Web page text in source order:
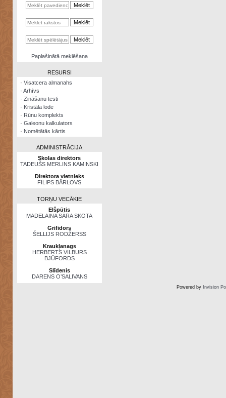
kalkulators
NomētātāsPaplašinātā meklēšana
RESURSI
· Visatcera almanahs
· Arhīvs
· Zināšanu testi
· Kristāla lode
· Rūnu komplekts
· Galeonu kalkulators
· Nomētātās kārtis
ADMINISTRĀCIJA
Skolas direktors
TADEUŠS MERLINS KAMINSKI
Direktora vietnieks
FILIPS BĀRLOVS
TORŅU VECĀKIE
Elšpūtis
MADELAINA SĀRA SKOTA
Grifidors
ŠELLIJS RODŽERSS
Kraukļanags
HERBERTS VILBURS
BJŪFORDS
Slīdenis
DARENS O’SALIVANS
Powered by Invision